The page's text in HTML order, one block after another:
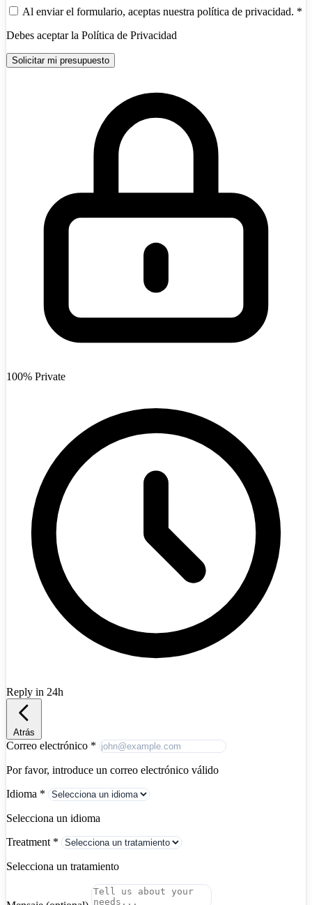
Afghanistan
Albania
Al enviar el formulario, aceptas nuestra política de privacidad. *
Debes aceptar la Política de Privacidad
Solicitar mi presupuesto
100% Private
Reply in 24h
Atrás
Correo electrónico *
Por favor, introduce un correo electrónico válido
Idioma *
Selecciona un idioma
Treatment *
Selecciona un tratamiento